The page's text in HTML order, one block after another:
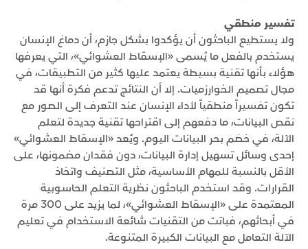
تفسير منطقي
ولا يستطيع الباحثون أن يؤكدوا بشكل جازم، أن دماغ الإنسان
يستخدم بالفعل ما يُسمى «الإسقاط العشوائي»، التي يعرفها
هؤلاء بأنها تقنية بسيطة يعتمد عليها كثير من التطبيقات، في
مجال تصميم الخوارزميات. إلا أن النتائج تدعم فكرة أنها قد
تكون تفسيراً منطقياً لأداء الإنسان عند التعرف إلى الصور مع
نقص البيانات، ما دفعهم إلى اقتراحها تقنية جديدة لتعلم
الآلة، في خضم بحر البيانات اليوم. ويُعد «الإسقاط العشوائي»
إحدى وسائل تسهيل إدارة البيانات، دون فقدان مضمونها، على
الأقل بالنسبة للمهام الأساسية، مثل التصنيف واتخاذ
القرارات. وقد استخدم الباحثون نظرية التعلم الحاسوبية
المعتمدة على «الإسقاط العشوائي»، لما يزيد على 300 مرة
في أبحاثهم، فباتت من التقنيات شائعة الاستخدام في تعليم
الآلة التعامل مع البيانات الكبيرة المتنوعة.